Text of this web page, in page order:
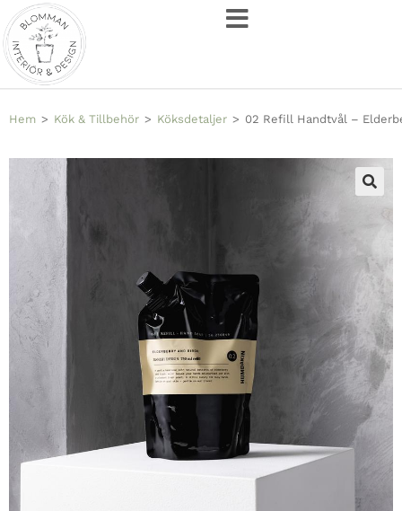
Hem > Kök & Tillbehör > Köksdetaljer > 02 Refill Handtvål –